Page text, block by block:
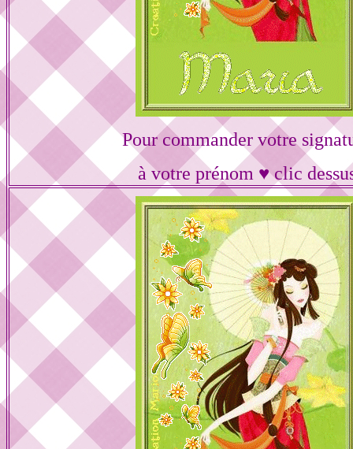
Pour commander votre
à votre prénom ♥ clic